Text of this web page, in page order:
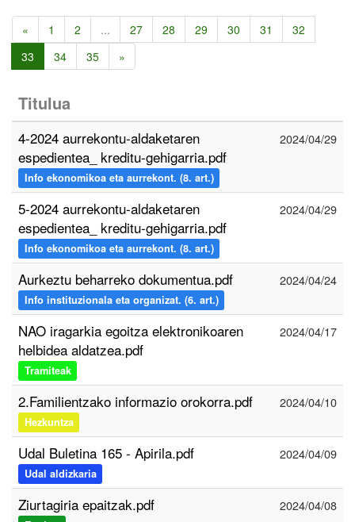
« 1 2 ... 27 28 29 30 31
32
33
34 35 »
Titulua
4-2024 aurrekontu-aldaketaren
espedientea_ kreditu-gehigarria.pdf
Info ekonomikoa eta aurrekont. (8. art.)
2024/04/29
5-2024 aurrekontu-aldaketaren
espedientea_ kreditu-gehigarria.pdf
Info ekonomikoa eta aurrekont. (8. art.)
2024/04/29
Aurkeztu beharreko dokumentua.pdf
Info instituzionala eta organizat. (6. art.)
2024/04/24
NAO iragarkia egoitza elektronikoaren
helbidea aldatzea.pdf
Tramiteak
2024/04/17
2.Familientzako informazio orokorra.pdf
Hezkuntza
2024/04/10
Udal Buletina 165 - Apirila.pdf
Udal aldizkaria
2024/04/09
Ziurtagiria epaitzak.pdf 2024/04/08